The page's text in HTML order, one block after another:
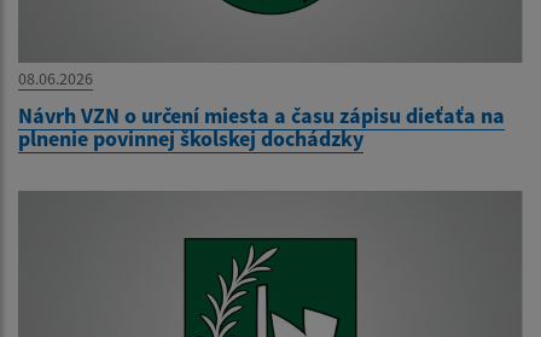
08.06.2026
Návrh VZN o určení miesta a času zápisu dieťaťa na
plnenie povinnej školskej dochádzky